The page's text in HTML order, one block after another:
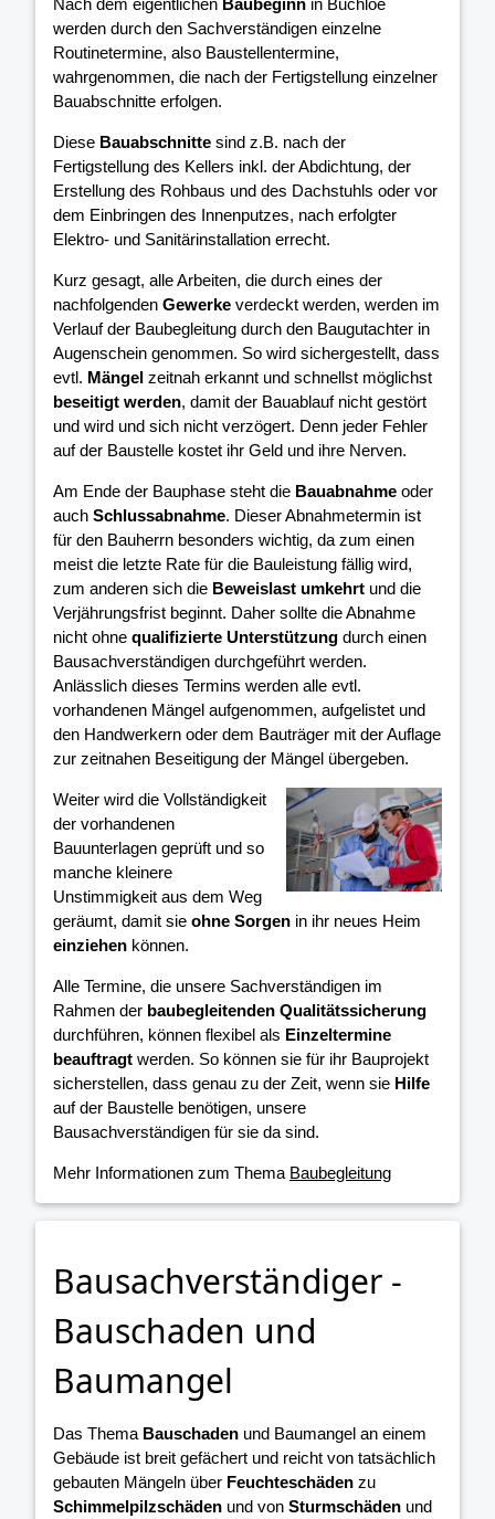
Nach dem eigentlichen Baubeginn in Buchloe
werden durch den Sachverständigen einzelne
Routinetermine, also Baustellentermine,
wahrgenommen, die nach der Fertigstellung einzelner
Bauabschnitte erfolgen.
Diese Bauabschnitte sind z.B. nach der
Fertigstellung des Kellers inkl. der Abdichtung, der
Erstellung des Rohbaus und des Dachstuhls oder vor
dem Einbringen des Innenputzes, nach erfolgter
Elektro- und Sanitärinstallation errecht.
Kurz gesagt, alle Arbeiten, die durch eines der
nachfolgenden Gewerke verdeckt werden, werden im
Verlauf der Baubegleitung durch den Baugutachter in
Augenschein genommen. So wird sichergestellt, dass
evtl. Mängel zeitnah erkannt und schnellst möglichst
beseitigt werden, damit der Bauablauf nicht gestört
und wird und sich nicht verzögert. Denn jeder Fehler
auf der Baustelle kostet ihr Geld und ihre Nerven.
Am Ende der Bauphase steht die Bauabnahme oder
auch Schlussabnahme. Dieser Abnahmetermin ist
für den Bauherrn besonders wichtig, da zum einen
meist die letzte Rate für die Bauleistung fällig wird,
zum anderen sich die Beweislast umkehrt und die
Verjährungsfrist beginnt. Daher sollte die Abnahme
nicht ohne qualifizierte Unterstützung durch einen
Bausachverständigen durchgeführt werden.
Anlässlich dieses Termins werden alle evtl.
vorhandenen Mängel aufgenommen, aufgelistet und
den Handwerkern oder dem Bauträger mit der Auflage
zur zeitnahen Beseitigung der Mängel übergeben.
Weiter wird die Vollständigkeit
der vorhandenen
Bauunterlagen geprüft und so
manche kleinere
Unstimmigkeit aus dem Weg
geräumt, damit sie ohne Sorgen in ihr neues Heim
einziehen können.
Alle Termine, die unsere Sachverständigen im
Rahmen der baubegleitenden Qualitätssicherung
durchführen, können flexibel als Einzeltermine
beauftragt werden. So können sie für ihr Bauprojekt
sicherstellen, dass genau zu der Zeit, wenn sie Hilfe
auf der Baustelle benötigen, unsere
Bausachverständigen für sie da sind.
Mehr Informationen zum Thema Baubegleitung
Bausachverständiger -
Bauschaden und
Baumangel
Das Thema Bauschaden und Baumangel an einem
Gebäude ist breit gefächert und reicht von tatsächlich
gebauten Mängeln über Feuchteschäden zu
Schimmelpilzschäden und von Sturmschäden und